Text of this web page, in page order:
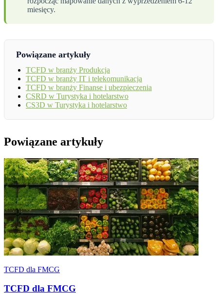
miesięcy.
Powiązane artykuły
TCFD w branży Produkcja
TCFD w branży IT i telekomunikacja
TCFD w branży Finanse i ubezpieczenia
CSRD w Turystyka i hotelarstwo
CS3D w Turystyka i hotelarstwo
Powiązane artykuły
TCFD dla FMCG
TCFD dla FMCG